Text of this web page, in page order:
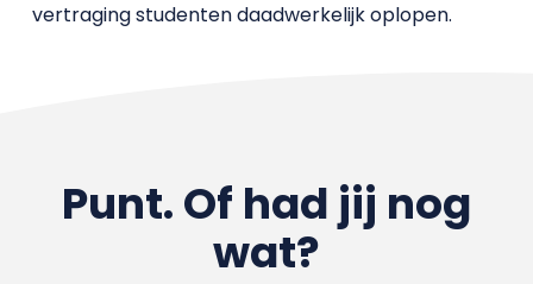
vertraging studenten daadwerkelijk oplopen.
Punt. Of had jij nog
wat?